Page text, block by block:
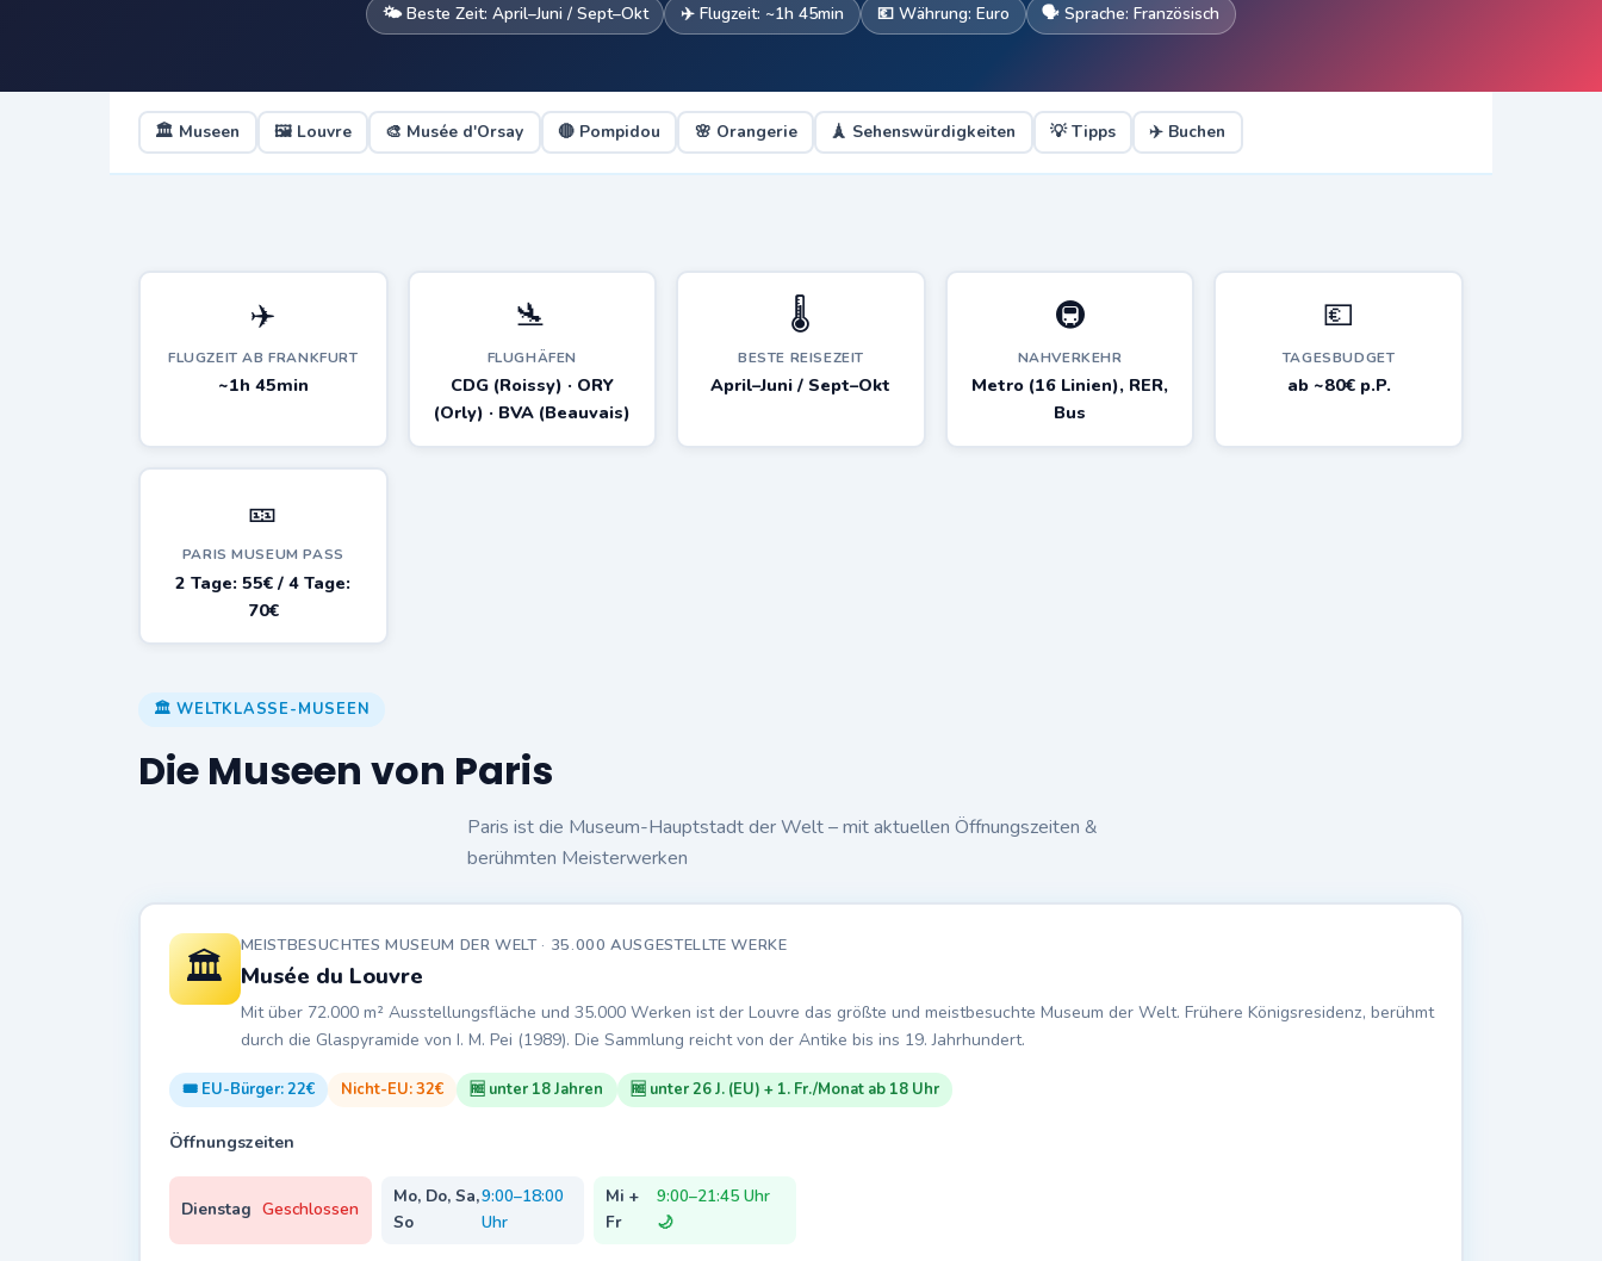
🌤️ Beste Zeit: April–Juni / Sept–Okt ✈️ Flugzeit: ~1h 45min 💶 Währung: Euro 🗣️ Sprache: Französisch
🏛️ Museen 🖼️ Louvre 🎨 Musée d'Orsay 🔴 Pompidou 🌸 Orangerie 🗼 Sehenswürdigkeiten 💡 Tipps ✈️ Buchen
✈️
FLUGZEIT AB FRANKFURT
~1h 45min
🛬
FLUGHÄFEN
CDG (Roissy) · ORY
(Orly) · BVA (Beauvais)
🌡️
BESTE REISEZEIT
April–Juni / Sept–Okt
🚇
NAHVERKEHR
Metro (16 Linien), RER,
Bus
💶
TAGESBUDGET
ab ~80€ p.P.
🎫
PARIS MUSEUM PASS
2 Tage: 55€ / 4 Tage:
70€
🏛️ WELTKLASSE-MUSEEN
Die Museen von Paris
Paris ist die Museum-Hauptstadt der Welt – mit aktuellen Öffnungszeiten &
berühmten Meisterwerken
🏛️ MEISTBESUCHTES MUSEUM DER WELT · 35.000 AUSGESTELLTE WERKE
Musée du Louvre
Mit über 72.000 m² Ausstellungsfläche und 35.000 Werken ist der Louvre das größte und meistbesuchte Museum der Welt. Frühere Königsresidenz, berühmt
durch die Glaspyramide von I. M. Pei (1989). Die Sammlung reicht von der Antike bis ins 19. Jahrhundert.
🎟️ EU-Bürger: 22€ Nicht-EU: 32€ 🆓 unter 18 Jahren 🆓 unter 26 J. (EU) + 1. Fr./Monat ab 18 Uhr
Öffnungszeiten
Dienstag Geschlossen
Mo, Do, Sa,
So
9:00–18:00
Uhr
Mi +
Fr
9:00–21:45 Uhr
🌙